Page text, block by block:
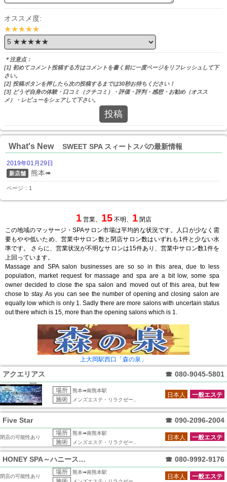
オススメ度:
★★★★★
＊注意点：
[1] 初めてコメント投稿する方はコメントを書く前に一度ページをリフレッシュして下
さい。
[2] 投稿ボタンを押したら次の投稿するまでは30秒お待ちください！
[3] どうぞ自身の体験・口コミ（クチコミ）・評価・評判・感想・お勧め（オスス
メ）・レビューをシェアして下さい。
投稿
What's New SWEET SPA スィートスパの最新情報
2019年01月29日
新店舗 熊本➠
ページ：1
1営業、 15不明、 1閉店
この地域のマッサージ・SPAサロン市場は平均的な状況です。人口が少なく需
要もやや低いため、営業中サロン数と閉店サロン数はいずれも1件と少ない水
準です。 さらに、営業状況が不明なサロンは15件あり、営業中サロン数1件を
上回っています。
Massage and SPA salon businesses are so so in this area, due to less
population, market request for massage and spa are a bit low, some spa
owner decided to close the spa salon and moved out of this area, but few
chose to stay. As you can see the number of opening and closing salon are
equally low which is only 1. Sadly there are more salons with uncertain status
out there which is 15, more than the opening salons which is 1.
上大岡駅西口「森の泉」
アクエリアス ☎ 080-9045-5801
場所 熊本➠南熊本駅
施術 メンズエステ・リラクゼー..
一般エステ
日本人
Five Star ☎ 090-2096-2004
閉店の可能性あり
場所 熊本➠南熊本駅
施術 メンズエステ・リラクゼー..
一般エステ
日本人
HONEY SPA～ハニースパ～ ☎ 080-9992-9176
閉店の可能性あり
場所 熊本➠南熊本駅
一般エステ
日本人